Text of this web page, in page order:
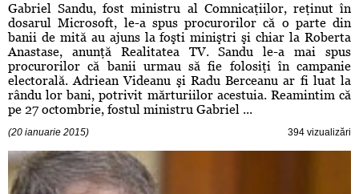
Gabriel Sandu, fost ministru al Comnicaţiilor, reţinut în
dosarul Microsoft, le-a spus procurorilor că o parte din
banii de mită au ajuns la foşti miniştri şi chiar la Roberta
Anastase, anunţă Realitatea TV. Sandu le-a mai spus
procurorilor că banii urmau să fie folosiţi în campanie
electorală. Adriean Videanu şi Radu Berceanu ar fi luat la
rându lor bani, potrivit mărturiilor acestuia. Reamintim că
pe 27 octombrie, fostul ministru Gabriel ...
(20 ianuarie 2015) 394 vizualizări